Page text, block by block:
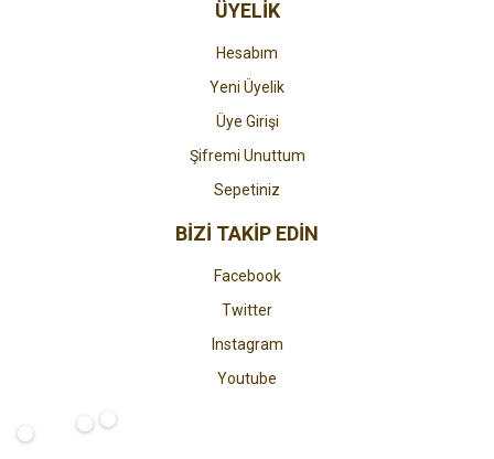
ÜYELİK
Hesabım
Yeni Üyelik
Üye Girişi
Şifremi Unuttum
Sepetiniz
BİZİ TAKİP EDİN
Facebook
Twitter
Instagram
Youtube